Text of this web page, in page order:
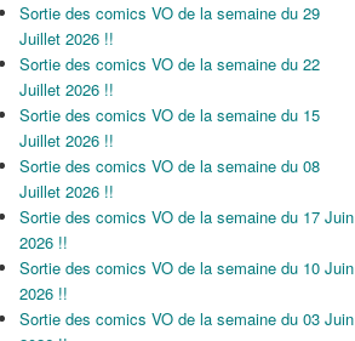
Sortie des comics VO de la semaine du 29
Juillet 2026 !!
Sortie des comics VO de la semaine du 22
Juillet 2026 !!
Sortie des comics VO de la semaine du 15
Juillet 2026 !!
Sortie des comics VO de la semaine du 08
Juillet 2026 !!
Sortie des comics VO de la semaine du 17 Juin
2026 !!
Sortie des comics VO de la semaine du 10 Juin
2026 !!
Sortie des comics VO de la semaine du 03 Juin